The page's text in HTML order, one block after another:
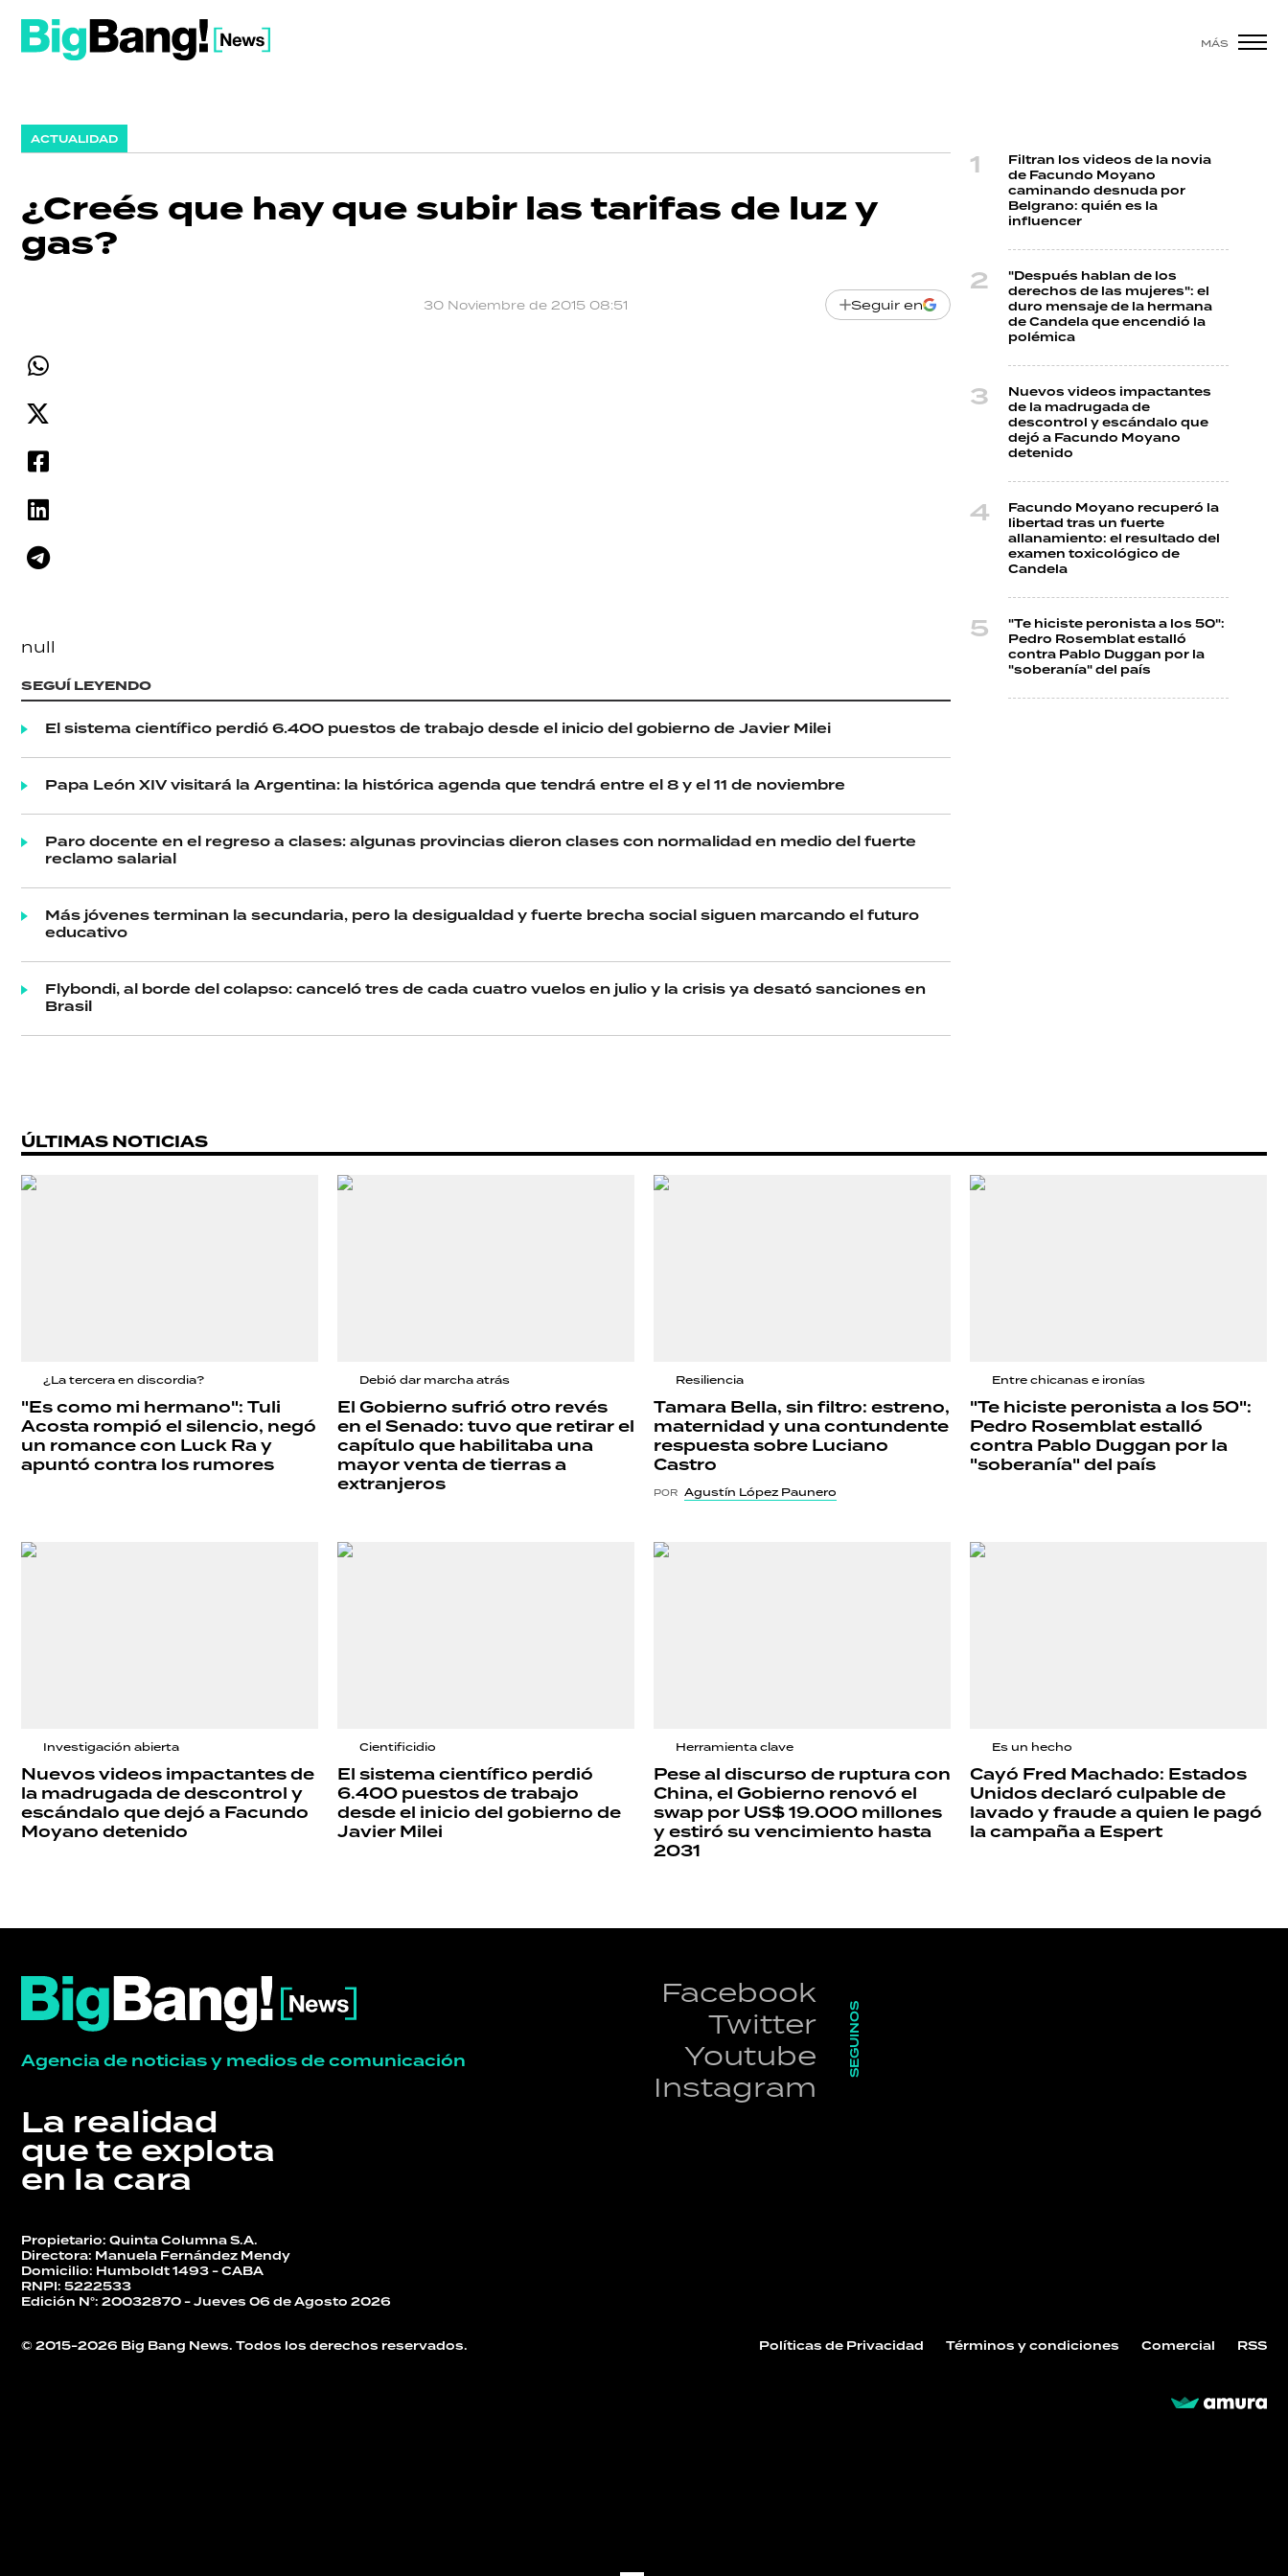
MÁS
ACTUALIDAD
¿Creés que hay que subir las tarifas de luz y
gas?
30 Noviembre de 2015 08:51 Seguir en
null
SEGUÍ LEYENDO
El sistema científico perdió 6.400 puestos de trabajo desde el inicio del gobierno de Javier Milei
Papa León XIV visitará la Argentina: la histórica agenda que tendrá entre el 8 y el 11 de noviembre
Paro docente en el regreso a clases: algunas provincias dieron clases con normalidad en medio del fuerte
reclamo salarial
Más jóvenes terminan la secundaria, pero la desigualdad y fuerte brecha social siguen marcando el futuro
educativo
Flybondi, al borde del colapso: canceló tres de cada cuatro vuelos en julio y la crisis ya desató sanciones en
Brasil
Filtran los videos de la novia
de Facundo Moyano
caminando desnuda por
Belgrano: quién es la
influencer
"Después hablan de los
derechos de las mujeres": el
duro mensaje de la hermana
de Candela que encendió la
polémica
Nuevos videos impactantes
de la madrugada de
descontrol y escándalo que
dejó a Facundo Moyano
detenido
Facundo Moyano recuperó la
libertad tras un fuerte
allanamiento: el resultado del
examen toxicológico de
Candela
"Te hiciste peronista a los 50":
Pedro Rosemblat estalló
contra Pablo Duggan por la
"soberanía" del país
ÚLTIMAS NOTICIAS
¿La tercera en discordia?
"Es como mi hermano": Tuli
Acosta rompió el silencio, negó
un romance con Luck Ra y
apuntó contra los rumores
Debió dar marcha atrás
El Gobierno sufrió otro revés
en el Senado: tuvo que retirar el
capítulo que habilitaba una
mayor venta de tierras a
extranjeros
Resiliencia
Tamara Bella, sin filtro: estreno,
maternidad y una contundente
respuesta sobre Luciano
Castro
POR Agustín López Paunero
Entre chicanas e ironías
"Te hiciste peronista a los 50":
Pedro Rosemblat estalló
contra Pablo Duggan por la
"soberanía" del país
Investigación abierta
Nuevos videos impactantes de
la madrugada de descontrol y
escándalo que dejó a Facundo
Moyano detenido
Cientificidio
El sistema científico perdió
6.400 puestos de trabajo
desde el inicio del gobierno de
Javier Milei
Herramienta clave
Pese al discurso de ruptura con
China, el Gobierno renovó el
swap por US$ 19.000 millones
y estiró su vencimiento hasta
2031
Es un hecho
Cayó Fred Machado: Estados
Unidos declaró culpable de
lavado y fraude a quien le pagó
la campaña a Espert
Agencia de noticias y medios de comunicación
La realidad
que te explota
en la cara
Facebook
Twitter
Youtube
Instagram
SEGUINOS
Propietario: Quinta Columna S.A.
Directora: Manuela Fernández Mendy
Domicilio: Humboldt 1493 - CABA
RNPI: 5222533
Edición N°: 20032870 - Jueves 06 de Agosto 2026
© 2015-2026 Big Bang News. Todos los derechos reservados. Políticas de Privacidad Términos y condiciones Comercial RSS
SHOW
POLÍTICA
ACTUALIDAD
POLICIALES
HERMANO
SALUD
DEPORTES
RECETAS
Seguinos